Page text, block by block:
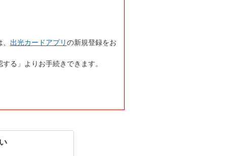
出光カードアプリの新規登録をお
る」よりお手続きできます。